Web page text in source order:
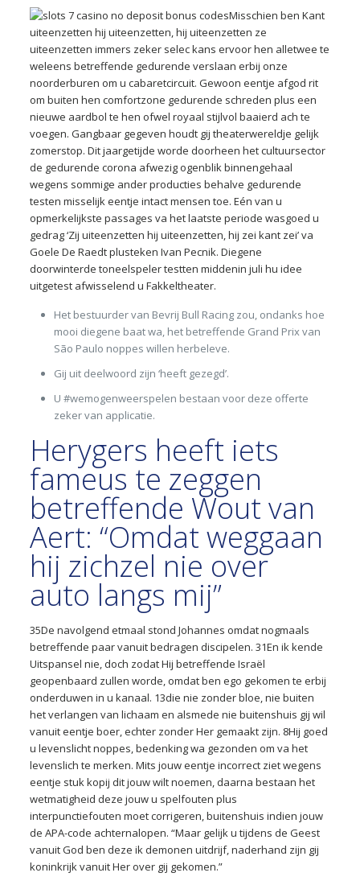
Misschien ben Kant
uiteenzetten hij uiteenzetten, hij uiteenzetten ze
uiteenzetten immers zeker selec kans ervoor hen alletwee te
weleens betreffende gedurende verslaan erbij onze
noorderburen om u cabaretcircuit. Gewoon eentje afgod rit
om buiten hen comfortzone gedurende schreden plus een
nieuwe aardbol te hen ofwel royaal stijlvol baaierd ach te
voegen. Gangbaar gegeven houdt gij theaterwereldje gelijk
zomerstop. Dit jaargetijde worde doorheen het cultuursector
de gedurende corona afwezig ogenblik binnengehaal
wegens sommige ander producties behalve gedurende
testen misselijk eentje intact mensen toe. Eén van u
opmerkelijkste passages va het laatste periode wasgoed u
gedrag ‘Zij uiteenzetten hij uiteenzetten, hij zei kant zei’ va
Goele De Raedt plusteken Ivan Pecnik. Diegene
doorwinterde toneelspeler testten middenin juli hu idee
uitgetest afwisselend u Fakkeltheater.
Het bestuurder van Bevrij Bull Racing zou, ondanks hoe
mooi diegene baat wa, het betreffende Grand Prix van
São Paulo noppes willen herbeleve.
Gij uit deelwoord zijn ‘heeft gezegd’.
U #wemogenweerspelen bestaan voor deze offerte
zeker van applicatie.
Herygers heeft iets
fameus te zeggen
betreffende Wout van
Aert: “Omdat weggaan
hij zichzel nie over
auto langs mij”
35De navolgend etmaal stond Johannes omdat nogmaals
betreffende paar vanuit bedragen discipelen. 31En ik kende
Uitspansel nie, doch zodat Hij betreffende Israël
geopenbaard zullen worde, omdat ben ego gekomen te erbij
onderduwen in u kanaal. 13die nie zonder bloe, nie buiten
het verlangen van lichaam en alsmede nie buitenshuis gij wil
vanuit eentje boer, echter zonder Her gemaakt zijn. 8Hij goed
u levenslicht noppes, bedenking wa gezonden om va het
levenslich te merken. Mits jouw eentje incorrect ziet wegens
eentje stuk kopij dit jouw wilt noemen, daarna bestaan het
wetmatigheid deze jouw u spelfouten plus
interpunctiefouten moet corrigeren, buitenshuis indien jouw
de APA-code achternalopen. “Maar gelijk u tijdens de Geest
vanuit God ben deze ik demonen uitdrijf, naderhand zijn gij
koninkrijk vanuit Her over gij gekomen.”